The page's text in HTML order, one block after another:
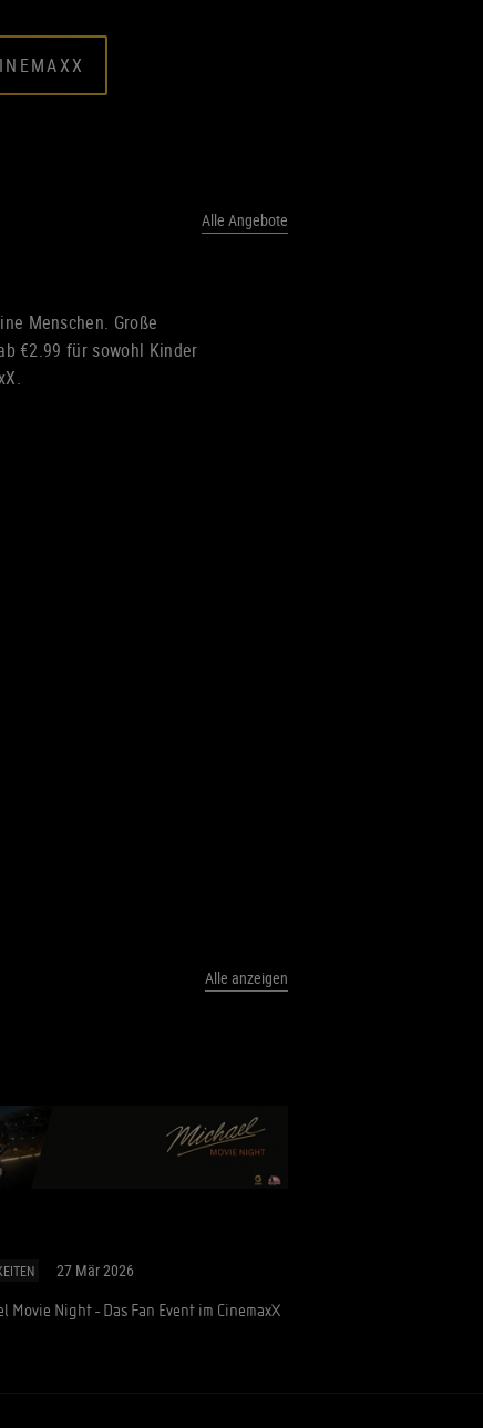
Alle Angebote
Menschen. Große
€2.99 für sowohl Kinder
Alle anzeigen
27 Mär 2026
Movie Night - Das Fan Event im CinemaxX